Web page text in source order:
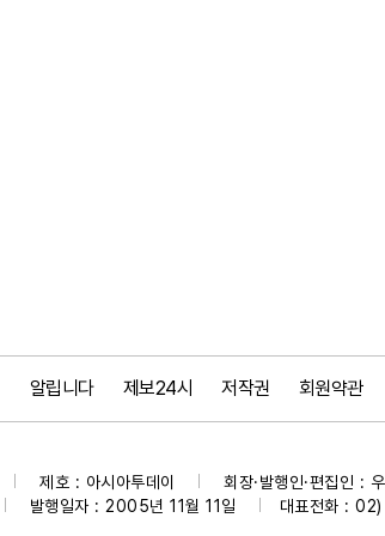
알립니다 제보24시 저작권 회원약관
제호 : 아시아투데이
회장·발행인·편집인 :
발행일자 : 2005년 11월 11일 대표전화 :